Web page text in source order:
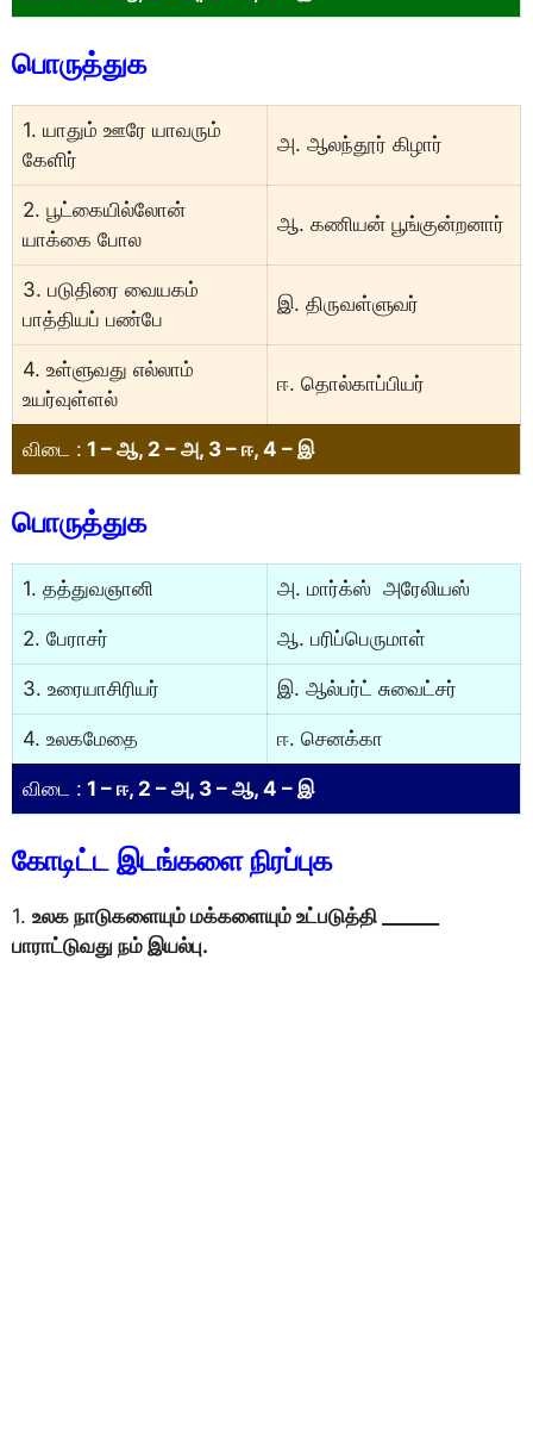
பொருத்துக
1. யாதும் ஊரே யாவரும்
கேளிர்
அ. ஆலந்தூர் கிழார்
2. பூட்கையில்லோன்
யாக்கை போல
ஆ. கணியன் பூங்குன்றனார்
3. படுதிரை வையகம்
பாத்தியப் பண்பே
இ. திருவள்ளுவர்
4. உள்ளுவது எல்லாம்
உயர்வுள்ளல்
ஈ. தொல்காப்பியர்
விடை : 1 – ஆ, 2 – அ, 3 – ஈ, 4 – இ
பொருத்துக
1. தத்துவஞானி அ. மார்க்ஸ் அரேலியஸ்
2. பேராசர் ஆ. பரிப்பெருமாள்
3. உரையாசிரியர் இ. ஆல்பர்ட் சுவைட்சர்
4. உலகமேதை ஈ. செனக்கா
விடை : 1 – ஈ, 2 – அ, 3 – ஆ, 4 – இ
கோடிட்ட இடங்களை நிரப்புக
1. உலக நாடுகளையும் மக்களையும் உட்படுத்தி ______
பாராட்டுவது நம் இயல்பு.